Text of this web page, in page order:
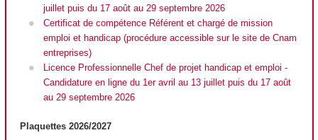
juillet puis du 17 août au 29 septembre 2026
Certificat de compétence Référent et chargé de mission
emploi et handicap (procédure accessible sur le site de Cnam
entreprises)
Licence Professionnelle Chef de projet handicap et emploi -
Candidature en ligne du 1er avril au 13 juillet puis du 17 août
au 29 septembre 2026
Plaquettes 2026/2027